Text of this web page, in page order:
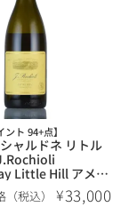
デレール
ング・
ル
ント 94+点】
ャルドネ リトル
Little Hill アメリ
ニア 白ワイン
税込） ¥33,000